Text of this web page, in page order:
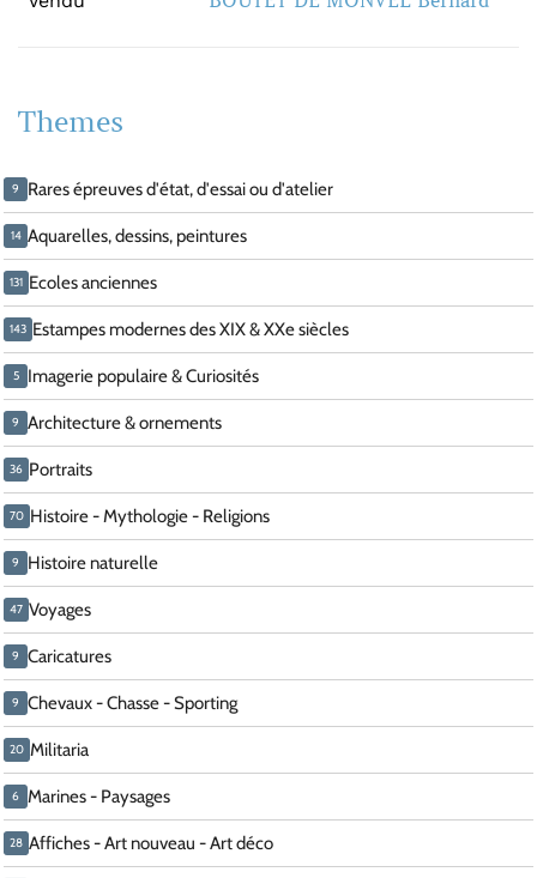
Themes
9 Rares épreuves d'état, d'essai ou d'atelier
14 Aquarelles, dessins, peintures
131 Ecoles anciennes
143 Estampes modernes des XIX & XXe siècles
5 Imagerie populaire & Curiosités
9 Architecture & ornements
36 Portraits
70 Histoire - Mythologie - Religions
9 Histoire naturelle
47 Voyages
9 Caricatures
9 Chevaux - Chasse - Sporting
20 Militaria
6 Marines - Paysages
28 Affiches - Art nouveau - Art déco